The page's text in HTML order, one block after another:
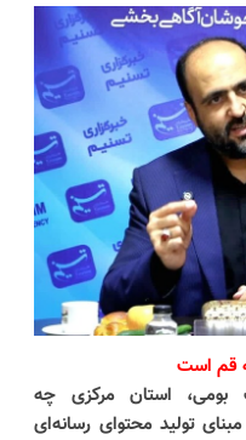
قم است
بومی، استان مرکزی چه
تولید محتوای رسانه‌ای